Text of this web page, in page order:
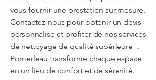
vous fournir une prestation sur mesure.
Contactez-nous pour obtenir un devis
personnalisé et profiter de nos services
de nettoyage de qualité supérieure !.
Pomerleau transforme chaque espace
en un lieu de confort et de sérénité.